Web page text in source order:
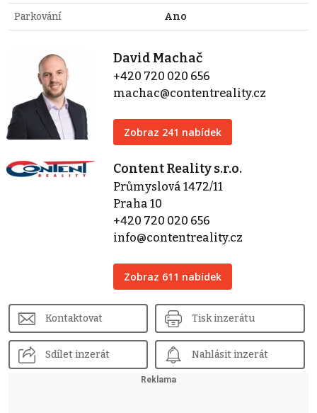
Parkování Ano
David Machač
+420 720 020 656
machac@contentreality.cz
Zobraz 241 nabídek
Content Reality s.r.o.
Průmyslová 1472/11
Praha 10
+420 720 020 656
info@contentreality.cz
Zobraz 611 nabídek
Kontaktovat Tisk inzerátu
Sdílet inzerát Nahlásit inzerát